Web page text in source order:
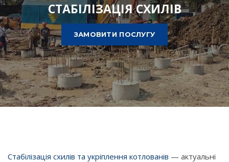
СТАБІЛІЗАЦІЯ СХИЛІВ
ЗАМОВИТИ ПОСЛУГУ
Стабілізація схилів та укріплення котлованів — актуальні